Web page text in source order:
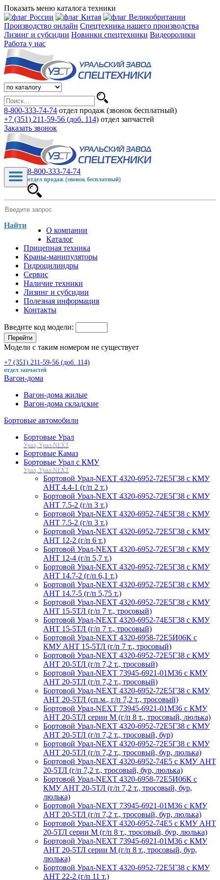
Показать меню каталога техники
Производство онлайн Спецтехника нашего производства
Лизинг и субсидии Новинки спецтехники Видеоролики
Работа у нас
8-800-333-74-74 отдел продаж (звонок бесплатный)
+7 (351) 211-59-56 (доб. 114) отдел запчастей
Заказать звонок
8-800-333-74-74
отдел продаж (звонок бесплатный)
Найти
О компании
Каталог
Прицепная техника
Краны-манипуляторы
Гидроцилиндры
Сервис
Наличие техники
Лизинг и субсидии
Полезная информация
Контакты
Введите код модели:
Перейти
Модели с таким номером не существует
+7 (351) 211-59-56 (доб. 114)
отдел запчастей
Вагон-дома
Вагон-дома жилые
Вагон-дома складские
Бортовые автомобили
Бортовые Урал
Урал, Урал-NEXT
Бортовые Камаз
Бортовые Урал с КМУ
Урал, Урал-NEXT
Бортовой Урал-NEXT 4320-6952-72Е5Г38 с КМУ
АНТ 4.4-1 (г/п 2 т.)
Бортовой Урал-NEXT 4320-6952-72Е5Г38 с КМУ
АНТ 7.5-2 (г/п 3 т.)
Бортовой Урал-NEXT 4320-6952-74Е5Г38 с КМУ
АНТ 7.5-2 (г/п 3 т.)
Бортовой Урал-NEXT 4320-6952-72Е5Г38 с КМУ
АНТ 12-2 (г/п 6 т.)
Бортовой Урал-NEXT 4320-6952-72Е5Г38 с КМУ
АНТ 12-4 (г/п 5,7 т.)
Бортовой Урал-NEXT 4320-6952-72Е5Г38 с КМУ
АНТ 14.7-2 (г/п 6,1 т.)
Бортовой Урал-NEXT 4320-6952-72Е5Г38 с КМУ
АНТ 14.7-5 (г/п 5,75 т.)
Бортовой Урал-NEXT 4320-6952-72Е5Г38 с КМУ
АНТ 15-5ТЛ (г/п 7 т., тросовый)
Бортовой Урал-NEXT 4320-6952-74Е5Г38 с КМУ
АНТ 15-5ТЛ (г/п 7 т., тросовый)
Бортовой Урал-NEXT 4320-6958-72Е5И06К с
КМУ АНТ 15-5ТЛ (г/п 7 т., тросовый)
Бортовой Урал-NEXT 4320-6952-72Е5Г38 с КМУ
АНТ 20-5ТЛ (г/п 7,2 т., тросовый)
Бортовой Урал-NEXT 73945-6921-01М36 с КМУ
АНТ 20-5ТЛ (г/п 7,2 т., тросовый)
Бортовой Урал-NEXT 4320-6952-72Е5Г38 с КМУ
АНТ 20-5ТЛ (сп.м., г/п 7,2 т., тросовый)
Бортовой Урал-NEXT 73945-6921-01М36 с КМУ
АНТ 20-5ТЛ серии М (г/п 8 т., тросовый, люлька)
Бортовой Урал-NEXT 4320-6952-72Е5Г38 с КМУ
АНТ 20-5ТЛ (г/п 7,2 т., тросовый, бур)
Бортовой Урал-NEXT 4320-6952-72Е5Г38 с КМУ
АНТ 20-5ТЛ (г/п 7,2 т., тросовый, бур, люлька)
Бортовой Урал-NEXT 4320-6952-74Е5 с КМУ АНТ
20-5ТЛ (г/п 7,2 т., тросовый, бур, люлька)
Бортовой Урал-NEXT 4320-6958-72Е5И06К с
КМУ АНТ 20-5ТЛ (г/п 7,2 т., тросовый, бур,
люлька)
Бортовой Урал-NEXT 73945-6921-01М36 с КМУ
АНТ 20-5ТЛ (г/п 7,2 т., тросовый, бур, люлька)
Бортовой Урал-NEXT 4320-6952-74Е5 с КМУ АНТ
20-5ТЛ серии М (г/п 8 т., тросовый, бур, люлька)
Бортовой Урал-NEXT 73945-6921-01М36 с КМУ
АНТ 20-5ТЛ серии М (г/п 8 т., тросовый, бур,
люлька)
Бортовой Урал-NEXT 4320-6952-72Е5Г38 с КМУ
АНТ 22-2 (г/п 11 т.)